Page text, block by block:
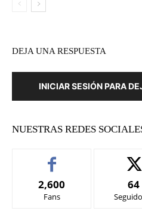
DEJA UNA RESPUESTA
INICIAR SESIÓN PARA
NUESTRAS REDES
2,600
Fans
64